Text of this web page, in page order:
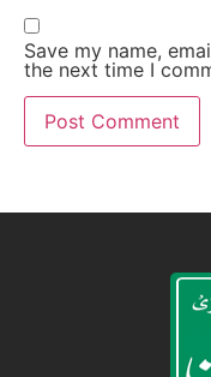
Save my name,
the next time I